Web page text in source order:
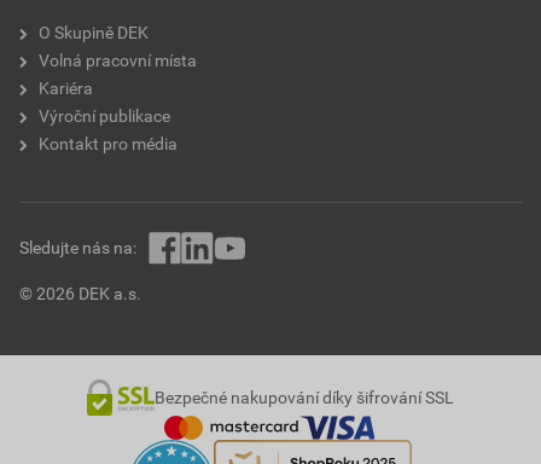
O Skupině DEK
Volná pracovní místa
Kariéra
Výroční publikace
Kontakt pro média
© 2026 DEK a.s.
Sledujte nás na:
Bezpečné nakupování díky šifrování SSL